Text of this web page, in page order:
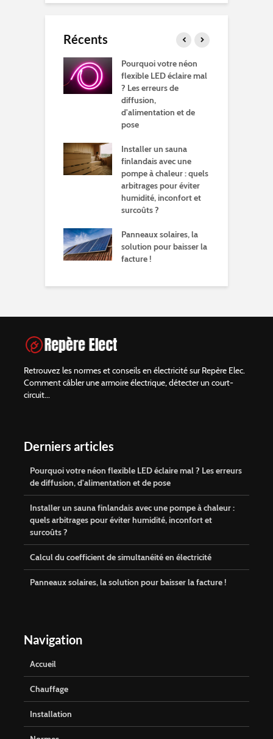
Récents
Pourquoi votre néon
flexible LED éclaire mal
? Les erreurs de
diffusion,
d'alimentation et de
pose
Installer un sauna
finlandais avec une
pompe à chaleur : quels
arbitrages pour éviter
humidité, inconfort et
surcoûts ?
Panneaux solaires, la
solution pour baisser la
facture !
Retrouvez les normes et conseils en électricité sur Repère Elec.
Comment câbler une armoire électrique, détecter un court-
circuit...
Derniers articles
Pourquoi votre néon flexible LED éclaire mal ? Les erreurs
de diffusion, d'alimentation et de pose
Installer un sauna finlandais avec une pompe à chaleur :
quels arbitrages pour éviter humidité, inconfort et
surcoûts ?
Calcul du coefficient de simultanéité en électricité
Panneaux solaires, la solution pour baisser la facture !
Navigation
Accueil
Chauffage
Installation